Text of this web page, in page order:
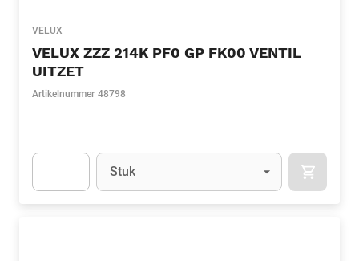
VELUX
VELUX ZZZ 214K PF0 GP FK00 VENTIL
UITZET
Artikelnummer 48798
Eenheid
Stuk